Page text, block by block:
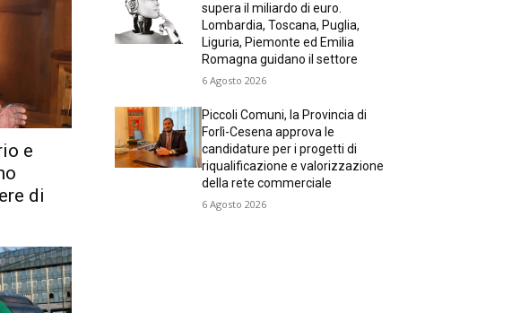
e
di
supera il miliardo di euro.
Lombardia, Toscana, Puglia,
Liguria, Piemonte ed Emilia
Romagna guidano il settore
6 Agosto 2026
Piccoli Comuni, la Provincia di
Forlì-Cesena approva le
candidature per i progetti di
riqualificazione e valorizzazione
della rete commerciale
6 Agosto 2026